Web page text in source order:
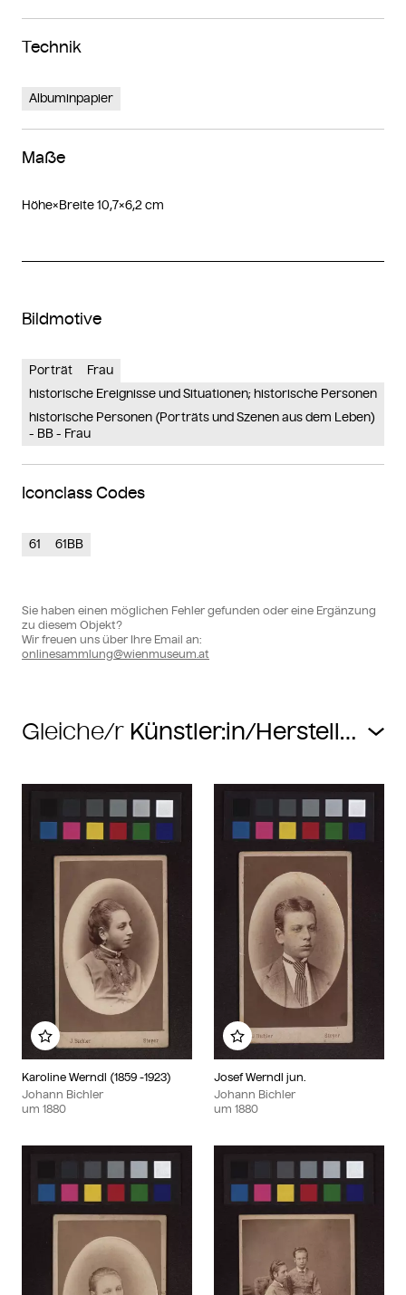
Technik
Albuminpapier
Maße
Höhe×Breite 10,7×6,2 cm
Bildmotive
Porträt
Frau
historische Ereignisse und Situationen; historische Personen
historische Personen (Porträts und Szenen aus dem Leben)
- BB - Frau
Iconclass Codes
61 61BB
Sie haben einen möglichen Fehler gefunden oder eine Ergänzung
zu diesem Objekt?
Wir freuen uns über Ihre Email an:
onlinesammlung@wienmuseum.at
Gleiche/r
Karoline Werndl (1859 -1923)
Johann Bichler
um 1880
Zu meinem Album hinzufügen
Josef Werndl jun.
Johann Bichler
um 1880
Zu meinem Album